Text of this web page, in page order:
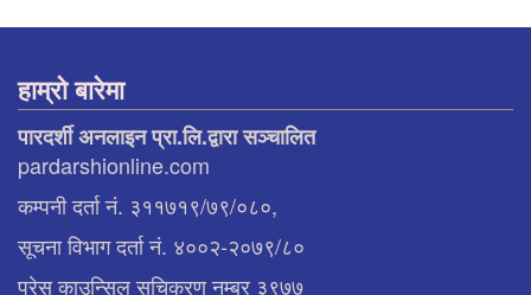
हाम्रो बारेमा
पारदर्शी अनलाइन प्रा.लि.द्वारा सञ्चालित
pardarshionline.com
कम्पनी दर्ता नं. ३११७१९/७९/०८०,
सूचना विभाग दर्ता नं. ४००२-२०७९/८०
प्रेस काउन्सिल सुचिकरण नम्बर ३९७७